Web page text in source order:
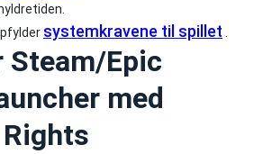
systemkravene til spillet
Steam/Epic
med